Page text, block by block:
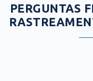
PERGUNTAS